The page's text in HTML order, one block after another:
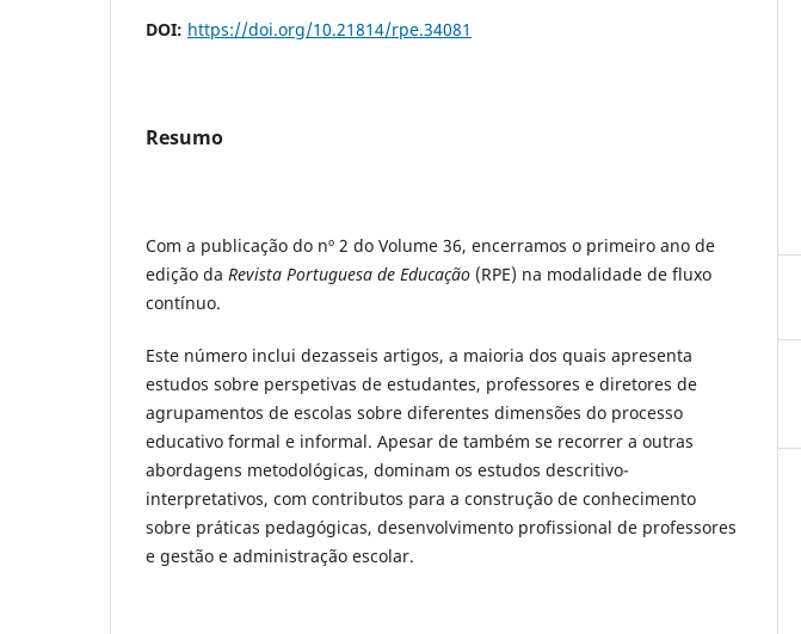
DOI: https://doi.org/10.21814/rpe.34081
Resumo
Com a publicação do nº 2 do Volume 36, encerramos o primeiro ano de
edição da Revista Portuguesa de Educação (RPE) na modalidade de fluxo
contínuo.
Este número inclui dezasseis artigos, a maioria dos quais apresenta
estudos sobre perspetivas de estudantes, professores e diretores de
agrupamentos de escolas sobre diferentes dimensões do processo
educativo formal e informal. Apesar de também se recorrer a outras
abordagens metodológicas, dominam os estudos descritivo-
interpretativos, com contributos para a construção de conhecimento
sobre práticas pedagógicas, desenvolvimento profissional de professores
e gestão e administração escolar.